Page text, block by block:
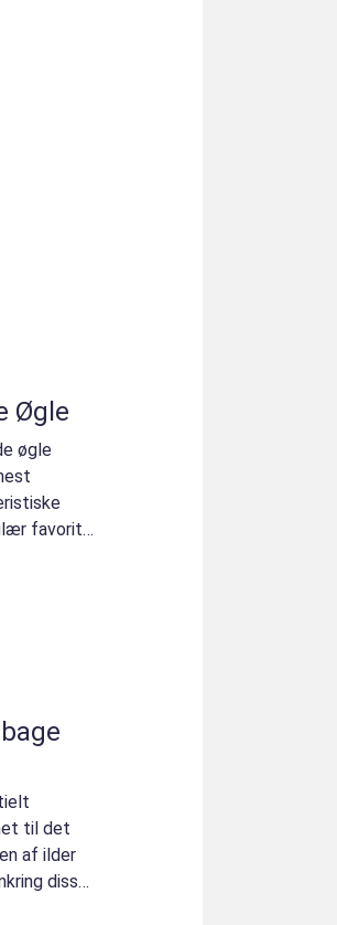
Øgle
øgle
favorit
til det
af ilder
disse